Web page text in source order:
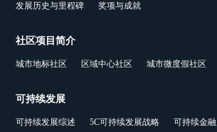
发展历史与里程碑 奖项与成就
社区项目简介
城市地标社区 区域中心社区 城市微度假社区
可持续发展
可持续发展综述 5C可持续发展战略 可持续金融